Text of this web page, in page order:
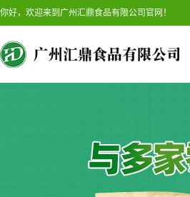
你好，欢迎来到广州汇鼎食品有限公司官网！